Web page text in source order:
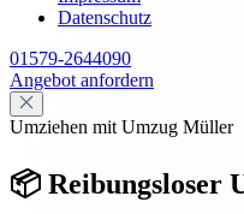
Datenschutz
01579-2644090
Angebot anfordern
Umziehen mit Umzug Müller
📦 Reibungsloser